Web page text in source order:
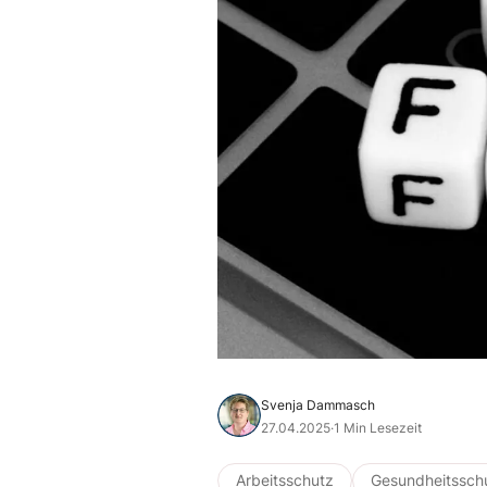
Svenja Dammasch
27.04.2025·1 Min Lesezeit
Arbeitsschutz